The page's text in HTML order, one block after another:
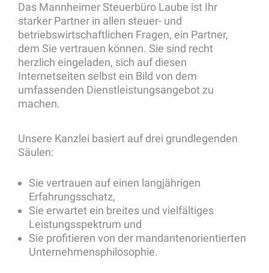
Das Mannheimer Steuerbüro Laube ist Ihr
starker Partner in allen steuer- und
betriebswirtschaftlichen Fragen, ein Partner,
dem Sie vertrauen können. Sie sind recht
herzlich eingeladen, sich auf diesen
Internetseiten selbst ein Bild von dem
umfassenden Dienstleistungsangebot zu
machen.
Unsere Kanzlei basiert auf drei grundlegenden
Säulen:
Sie vertrauen auf einen langjährigen
Erfahrungsschatz,
Sie erwartet ein breites und vielfältiges
Leistungsspektrum und
Sie profitieren von der mandantenorientierten
Unternehmensphilosophie.